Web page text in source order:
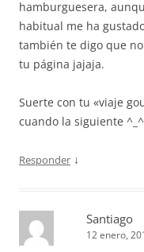
hamburguesera,
habitual me ha
también te digo que
tu página jajaja.
Suerte con tu «viaje
cuando la siguiente ^_^
Responder ↓
Santiago
12 enero,